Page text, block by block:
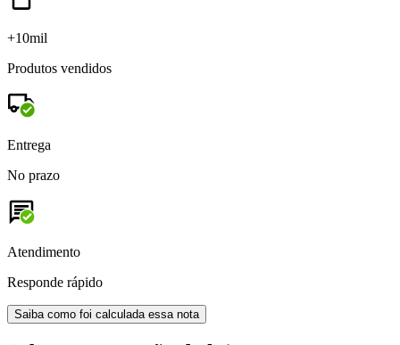
+10mil
Produtos vendidos
Entrega
No prazo
Atendimento
Responde rápido
Saiba como foi calculada essa nota